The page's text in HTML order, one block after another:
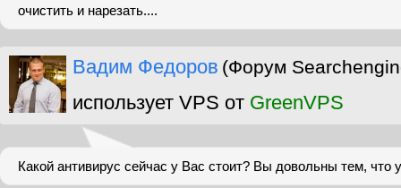
очистить и нарезать....
Вадим Федоров (Форум
использует VPS от GreenVPS
Какой антивирус сейчас у Вас стоит? Вы довольны тем, что